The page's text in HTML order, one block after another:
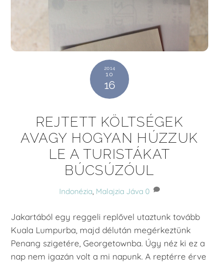
2014
10
16
REJTETT KÖLTSÉGEK
AVAGY HOGYAN HÚZZUK
LE A TURISTÁKAT
BÚCSÚZÓUL
Indonézia, Malajzia Jáva 0
Jakartából egy reggeli replővel utaztunk tovább
Kuala Lumpurba, majd délután megérkeztünk
Penang szigetére, Georgetownba. Úgy néz ki ez a
nap nem igazán volt a mi napunk. A reptérre érve